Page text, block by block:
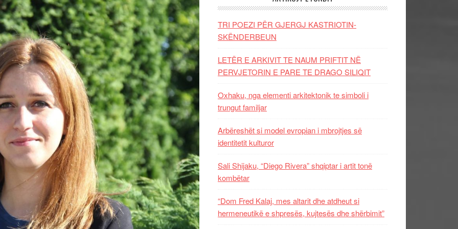
TRI POEZI PËR GJERGJ KASTRIOTIN-
SKËNDERBEUN
LETËR E ARKIVIT TE NAUM PRIFTIT NË
PERVJETORIN E PARE TE DRAGO SILIQIT
Oxhaku, nga elementi arkitektonik te simboli i
trungut familjar
Arbëreshët si model evropian i mbrojtjes së
identitetit kulturor
Sali Shijaku, “Diego Rivera” shqiptar i artit tonë
kombëtar
“Dom Fred Kalaj, mes altarit dhe atdheut si
hermeneutikë e shpresës, kujtesës dhe shërbimit”